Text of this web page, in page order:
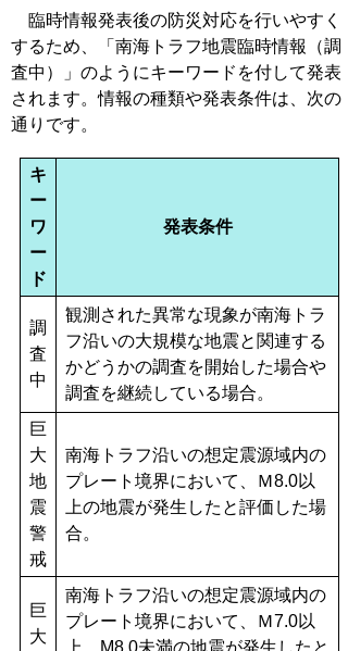
臨時情報発表後の防災対応を行いやすく
するため、「南海トラフ地震臨時情報（調
査中）」のようにキーワードを付して発表
されます。情報の種類や発表条件は、次の
通りです。
キ
ー
ワ
ー
ド
発表条件
調
査
中
観測された異常な現象が南海トラ
フ沿いの大規模な地震と関連する
かどうかの調査を開始した場合や
調査を継続している場合。
巨
大
地
震
警
戒
南海トラフ沿いの想定震源域内の
プレート境界において、Ｍ8.0以
上の地震が発生したと評価した場
合。
巨
大
南海トラフ沿いの想定震源域内の
プレート境界において、Ｍ7.0以
上、M8.0未満の地震が発生したと